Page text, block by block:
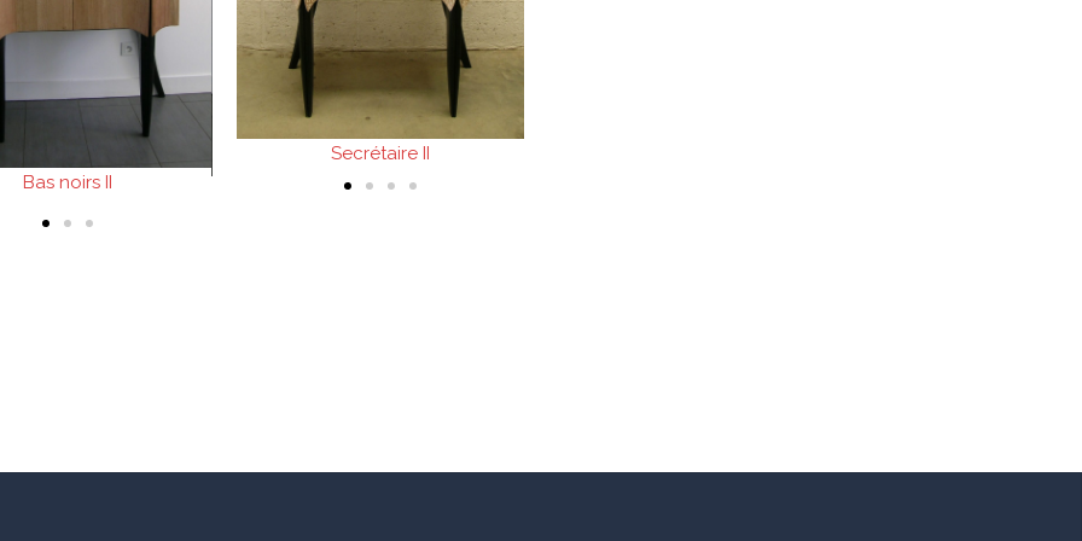
x 102 x 50cm
Buffet II
Bas noirs II Chêne
Secrétaire II